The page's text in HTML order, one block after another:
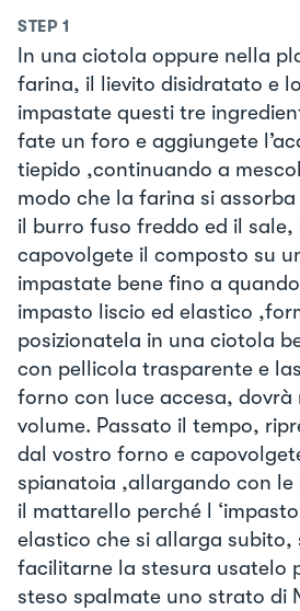
STEP 1
In una ciotola oppure nella
farina, il lievito disidratato e
impastate questi tre
fate un foro e aggiungete
tiepido ,continuando a
modo che la farina si
il burro fuso freddo ed il sale,
capovolgete il composto su
impastate bene fino a
impasto liscio ed elastico
posizionatela in una ciotola
con pellicola trasparente e
forno con luce accesa, dovrà
volume. Passato il tempo,
dal vostro forno e
spianatoia ,allargando con le
il mattarello perché l
elastico che si allarga subito,
facilitarne la stesura usatelo
steso spalmate uno strato di